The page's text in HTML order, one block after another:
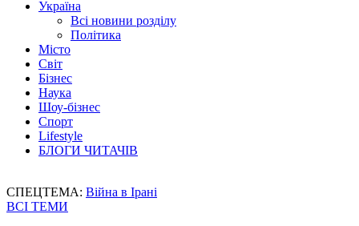
Україна
Всі новини розділу
Політика
Місто
Світ
Бізнес
Наука
Шоу-бізнес
Спорт
Lifestyle
БЛОГИ ЧИТАЧІВ
СПЕЦТЕМА: Війна в Ірані
ВСІ ТЕМИ